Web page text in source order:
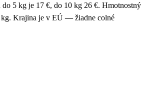
do 5 kg je 17 €, do 10 kg 26 €. Hmotnostný
Krajina je v EÚ — žiadne colné